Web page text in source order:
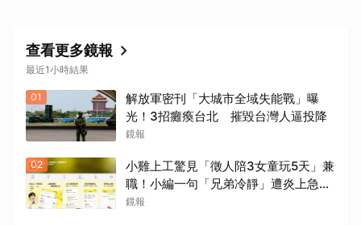
查看更多鏡報
最近1小時結果
01
解放軍密刊「大城市全域失能戰」曝
光！3招癱瘓台北 摧毀台灣人逼投降
鏡報
02
小雞上工驚見「徵人陪3女童玩5天」兼
職！小編一句「兄弟冷靜」遭炎上急道
歉
鏡報